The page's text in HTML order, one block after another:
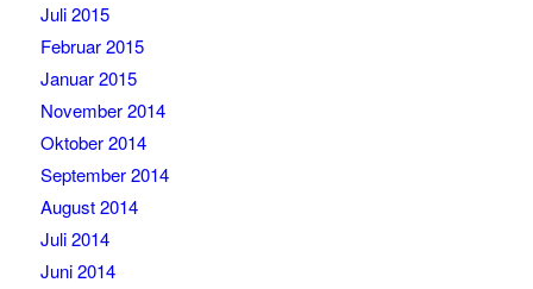
Juli 2015
Februar 2015
Januar 2015
November 2014
Oktober 2014
September 2014
August 2014
Juli 2014
Juni 2014